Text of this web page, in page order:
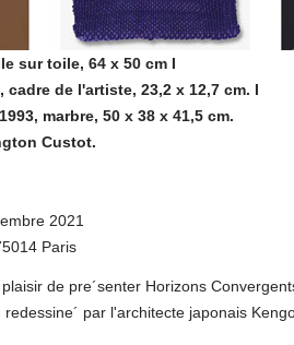
sur toile, 64 x 50 cm I
cadre de l'artiste, 23,2 x 12,7 cm. I
marbre, 50 x 38 x 41,5 cm.
Custot.
2021
Paris
de pre´senter Horizons
par l'architecte japonais